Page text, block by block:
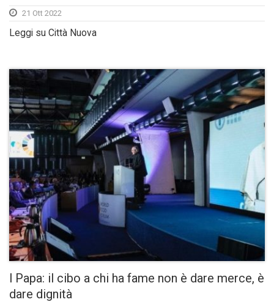
21 Ott 2022
Leggi su Città Nuova
l Papa: il cibo a chi ha fame non è dare merce, è
dare dignità